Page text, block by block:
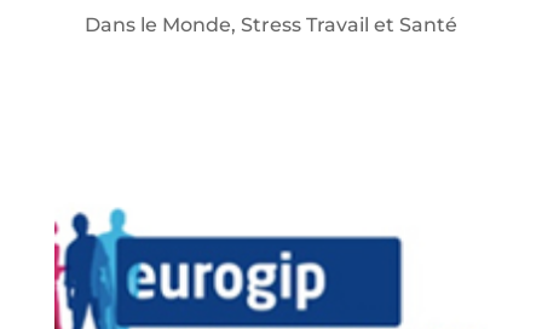
Dans le Monde, Stress Travail et Santé